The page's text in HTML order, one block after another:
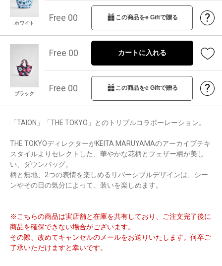
ホワイト
Free 00 この商品をe Giftで贈る ?
ブラック
Free 00 カートに入れる
Free 00 この商品をe Giftで贈る ?
「TAION」「THE TOKYO」とのトリプルコラボーレーション。
THE TOKYOディレクターがKEITA MARUYAMAのアーカイブテキ
スタイルよりセレクトした、華やかな花柄とフェザー柄が美し
い、ダウンバッグ。
柄と無地、2つの表情を楽しめるリバーシブルデザインは、シー
ンやその日の気分によって、装いを楽しめます。
※こちらの商品は実店舗と在庫を共有しており、ご注文完了後に
商品を確保できない場合がございます。
その際、改めてキャンセルのメールをお送りいたします。何卒ご
了承いただけますと幸いです。